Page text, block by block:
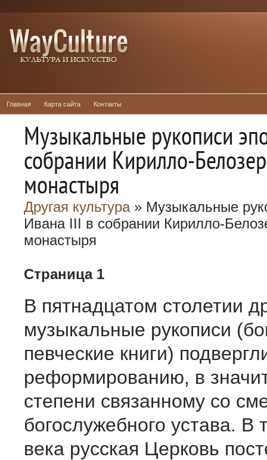
Главная Карта сайта Контакты
Музыкальные рукописи
собрании Кирилло-
монастыря
Другая культура» Музыкальные
Ивана III в собрании Кирилло-
монастыря
Страница 1
В пятнадцатом столетии
музыкальные рукописи
певческие книги)
реформированию, в
степени связанному со
богослужебного устава. В
века русская Церковь